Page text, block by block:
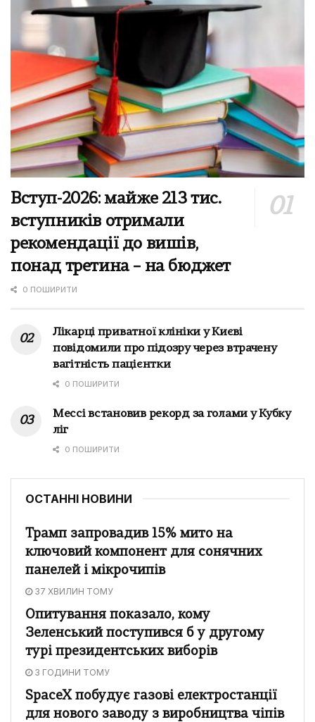
Вступ-2026: майже 213 тис.
вступників отримали
рекомендації до вишів,
понад третина – на бюджет
0 ПОШИРИТИ
Лікарці приватної клініки у Києві
повідомили про підозру через втрачену
вагітність пацієнтки
0 ПОШИРИТИ
Мессі встановив рекорд за голами у Кубку
ліг
0 ПОШИРИТИ
ОСТАННІ НОВИНИ
Трамп запровадив 15% мито на
ключовий компонент для сонячних
панелей і мікрочипів
37 ХВИЛИН ТОМУ
Опитування показало, кому
Зеленський поступився б у другому
турі президентських виборів
3 ГОДИНИ ТОМУ
SpaceX побудує газові електростанції
для нового заводу з виробництва чіпів